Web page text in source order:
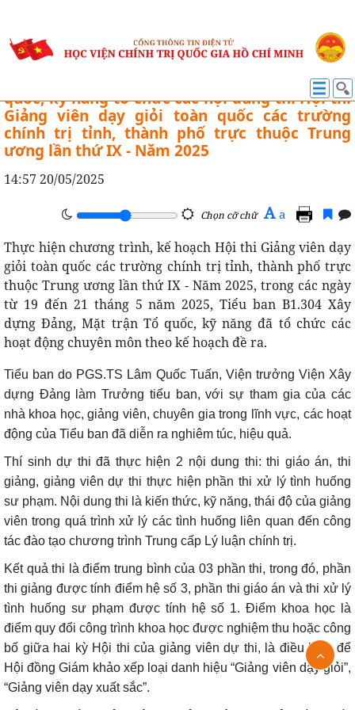
HỘI THI GIẢNG VIÊN GIỎI LẦN IX-2025
Tiểu ban B1.304 Xây dựng Đảng, Mặt trận Tổ
quốc, kỹ năng tổ chức các nội dung thi Hội thi
Giảng viên dạy giỏi toàn quốc các trường
chính trị tỉnh, thành phố trực thuộc Trung
ương lần thứ IX - Năm 2025
14:57 20/05/2025
Chọn cỡ chữ A a
Thực hiện chương trình, kế hoạch Hội thi Giảng viên dạy
giỏi toàn quốc các trường chính trị tỉnh, thành phố trực
thuộc Trung ương lần thứ IX - Năm 2025, trong các ngày
từ 19 đến 21 tháng 5 năm 2025, Tiểu ban B1.304 Xây
dựng Đảng, Mặt trận Tổ quốc, kỹ năng đã tổ chức các
hoạt động chuyên môn theo kế hoạch đề ra.
Tiểu ban do PGS.TS Lâm Quốc Tuấn, Viện trưởng Viện Xây
dựng Đảng
làm Trưởng tiểu ban, với sự tham gia của các
nhà khoa học, giảng viên, chuyên gia trong lĩnh vực, các hoạt
động của Tiểu ban đã diễn ra nghiêm túc, hiệu quả.
Thí sinh dự thi đã thực hiện 2 nội dung thi: thi giáo án, thi
giảng, giảng viên dự thi thực hiện phần thi xử lý tình huống
sư phạm. Nội dung thi là kiến thức, kỹ năng, thái độ của giảng
viên trong quá trình xử lý các tình huống liên quan đến công
tác đào tạo chương trình Trung cấp Lý luận chính trị.
Kết quả thi là điểm trung bình của 03 phần thi, trong đó, phần
thi giảng được tính điểm hệ số 3, phần thi giáo án và thi xử lý
tình huống sư phạm được tính hệ số 1. Điểm khoa học là
điểm quy đổi công trình khoa học được nghiệm thu hoặc công
bố giữa hai kỳ Hội thi của giảng viên dự thi, là điều kiện để
Hội đồng Giám khảo xếp loại danh hiệu “Giảng viên dạy giỏi”,
“Giảng viên dạy xuất sắc”.